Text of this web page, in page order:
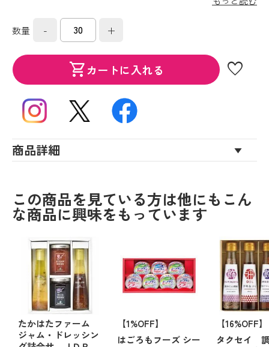
いただけます。
数量 - +
shopping_cartカートに入れる favorite
商品詳細
この商品を見ている方は他にもこん
な商品に興味をもっています
たかはたファーム
ジャム・ドレッシン
【1%OFF】
はごろもフーズ シー
【16%OFF】
タクセイ